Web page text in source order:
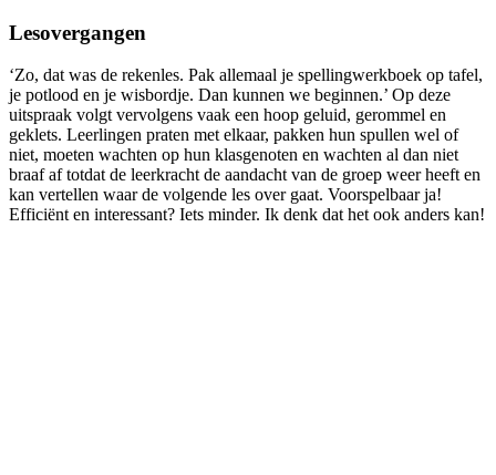
Lesovergangen
‘Zo, dat was de rekenles. Pak allemaal je spellingwerkboek op tafel,
je potlood en je wisbordje. Dan kunnen we beginnen.’ Op deze
uitspraak volgt vervolgens vaak een hoop geluid, gerommel en
geklets. Leerlingen praten met elkaar, pakken hun spullen wel of
niet, moeten wachten op hun klasgenoten en wachten al dan niet
braaf af totdat de leerkracht de aandacht van de groep weer heeft en
kan vertellen waar de volgende les over gaat. Voorspelbaar ja!
Efficiënt en interessant? Iets minder. Ik denk dat het ook anders kan!